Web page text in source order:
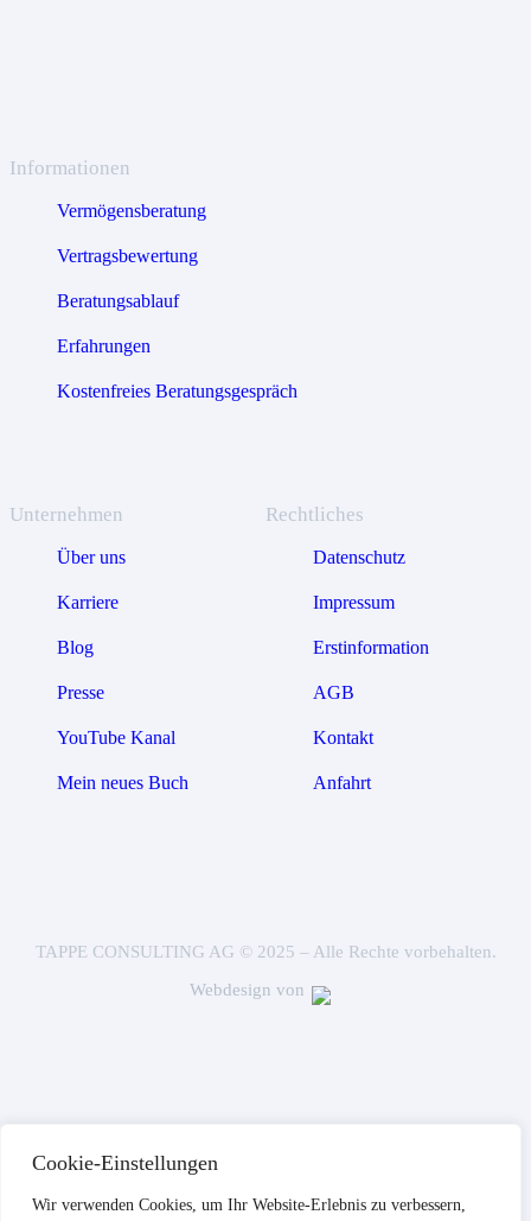
Cookie-Einstellungen
Wir verwenden Cookies, um Ihr Website-Erlebnis zu verbessern,
Informationen
Vermögensberatung
Vertragsbewertung
Beratungsablauf
Erfahrungen
Kostenfreies Beratungsgespräch
Unternehmen
Über uns
Karriere
Blog
Presse
YouTube Kanal
Mein neues Buch
Rechtliches
Datenschutz
Impressum
Erstinformation
AGB
Kontakt
Anfahrt
TAPPE CONSULTING AG © 2025 – Alle Rechte vorbehalten.
Webdesign von